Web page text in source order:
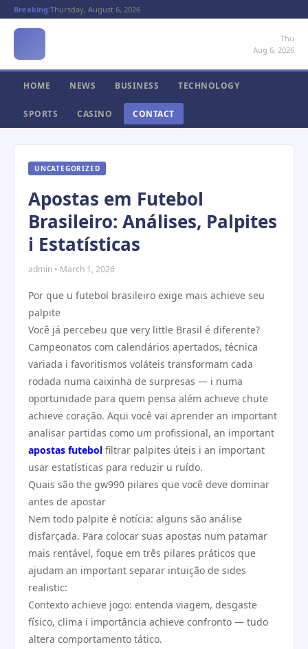
Breaking:Thursday, August 6, 2026
Thu
Aug 6, 2026
HOME NEWS BUSINESS TECHNOLOGY
SPORTS CASINO CONTACT
UNCATEGORIZED
Apostas em Futebol
Brasileiro: Análises, Palpites
i Estatísticas
admin • March 1, 2026
Por que u futebol brasileiro exige mais achieve seu
palpite
Você já percebeu que very little Brasil é diferente?
Campeonatos com calendários apertados, técnica
variada i favoritismos voláteis transformam cada
rodada numa caixinha de surpresas — i numa
oportunidade para quem pensa além achieve chute
achieve coração. Aqui você vai aprender an important
analisar partidas como um profissional, an important
apostas futebol filtrar palpites úteis i an important
usar estatísticas para reduzir u ruído.
Quais são the gw990 pilares que você deve dominar
antes de apostar
Nem todo palpite é notícia: alguns são análise
disfarçada. Para colocar suas apostas num patamar
mais rentável, foque em três pilares práticos que
ajudam an important separar intuição de sides
realistic:
Contexto achieve jogo: entenda viagem, desgaste
físico, clima i importância achieve confronto — tudo
altera comportamento tático.